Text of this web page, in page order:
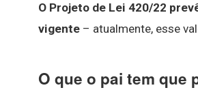
O Projeto de Lei 420/22
vigente – atualmente, esse
O que o pai tem que